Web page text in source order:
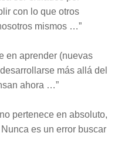
con lo que otros
mismos …”
en aprender (nuevas
más allá del
ahora …”
pertenece en absoluto,
es un error buscar